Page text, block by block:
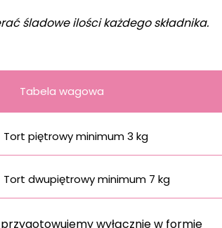
śladowe ilości każdego składnika.
Tabela wagowa
Tort piętrowy minimum 3 kg
Tort dwupiętrowy minimum 7 kg
wyłącznie w formie